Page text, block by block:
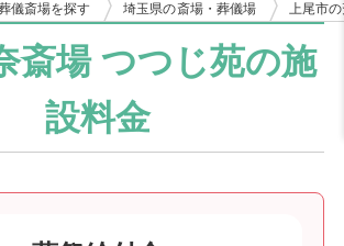
儀斎場を探す 埼玉県の斎場・葬儀場 上尾市
斎場 つつじ苑の施
設料金